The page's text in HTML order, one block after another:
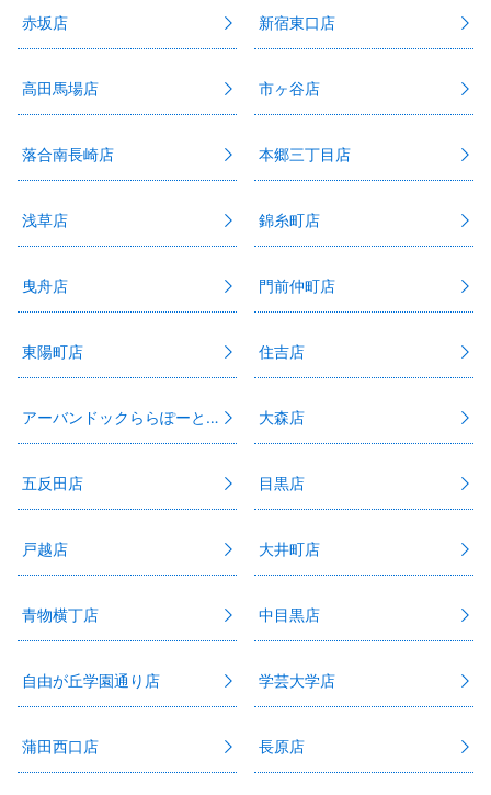
赤坂店 新宿東口店
高田馬場店 市ヶ谷店
落合南長崎店 本郷三丁目店
浅草店 錦糸町店
曳舟店 門前仲町店
東陽町店 住吉店
アーバンドックららぽーと豊洲3店 大森店
五反田店 目黒店
戸越店 大井町店
青物横丁店 中目黒店
自由が丘学園通り店 学芸大学店
蒲田西口店 長原店